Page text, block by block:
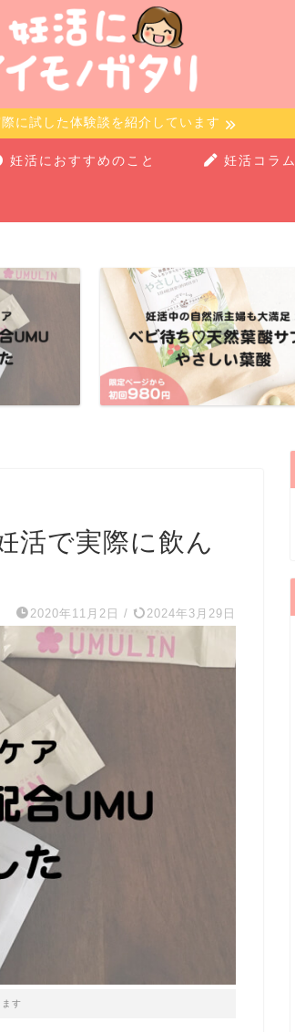
に試した体験談を紹介しています
妊活におすすめのこと 妊活コラム
活で実際に飲ん
2020年11月2日 / 2024年3月29日
す